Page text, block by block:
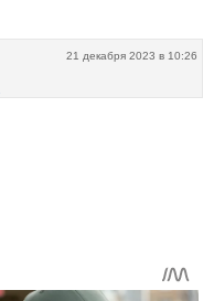
21 декабря 2023 в 10:26